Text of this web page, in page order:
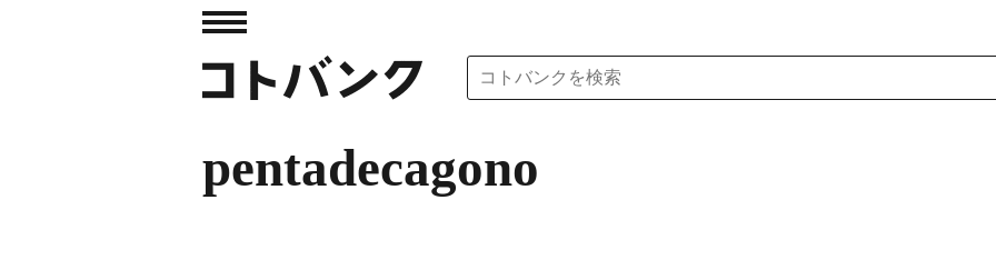
pentadecagono